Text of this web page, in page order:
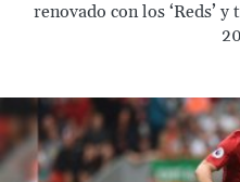
renovado con los ‘Reds’